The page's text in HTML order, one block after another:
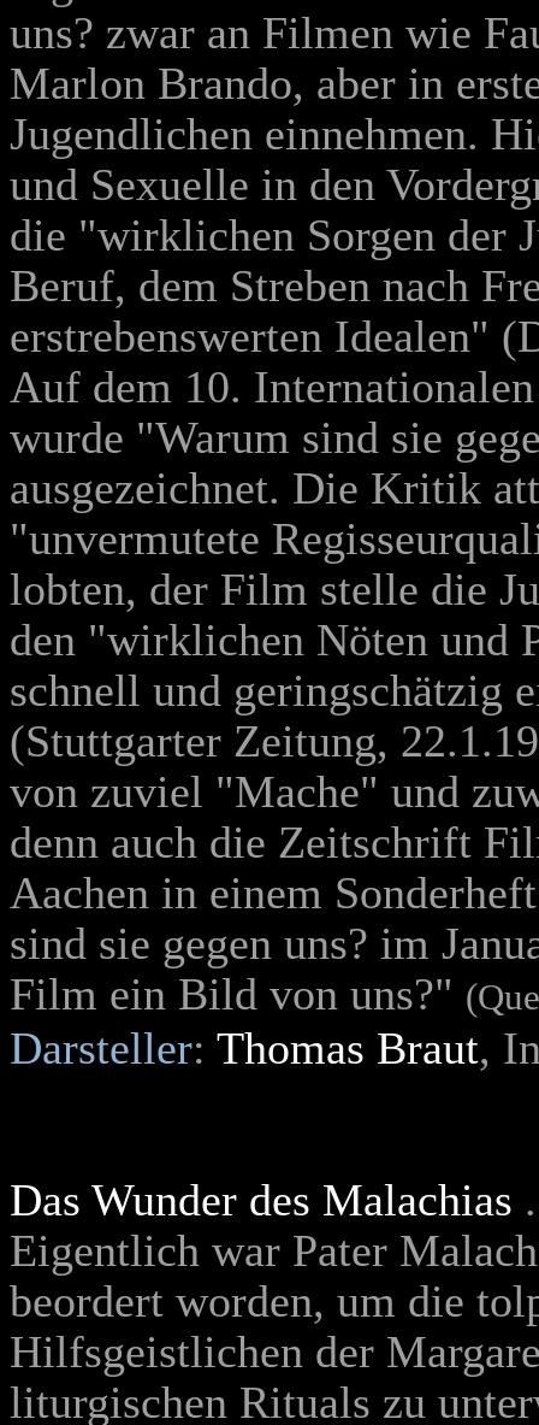
uns? zwar an Filmen wie
Marlon Brando, aber in
Jugendlichen einnehmen.
und Sexuelle in den
die "wirklichen Sorgen der
Beruf, dem Streben nach
erstrebenswerten Idealen"
Auf dem 10.
wurde "Warum sind sie
ausgezeichnet. Die Kritik
"unvermutete
lobten, der Film stelle die
den "wirklichen Nöten und
schnell und geringschätzig
(Stuttgarter Zeitung,
von zuviel "Mache" und
denn auch die Zeitschrift
Aachen in einem
sind sie gegen uns? im
Film ein Bild von uns?"
Darsteller: Thomas Braut,
Das Wunder des Malachias
Eigentlich war Pater
beordert worden, um die
Hilfsgeistlichen der
liturgischen Rituals zu